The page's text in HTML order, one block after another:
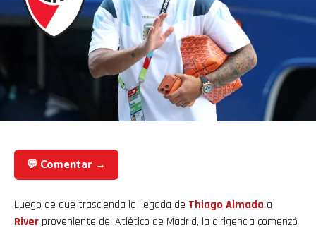
💬 Comentar →
Luego de que trascienda la llegada de Thiago Almada a
River proveniente del Atlético de Madrid, la dirigencia comenzó